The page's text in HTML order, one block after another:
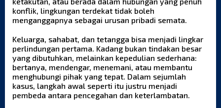
konflik, lingkungan terdekat tidak boleh
menganggapnya sebagai urusan pribadi semata.
Keluarga, sahabat, dan tetangga bisa menjadi lingkar
perlindungan pertama. Kadang bukan tindakan besar
yang dibutuhkan, melainkan kepedulian sederhana:
bertanya, mendengar, menemani, atau membantu
menghubungi pihak yang tepat. Dalam sejumlah
kasus, langkah awal seperti itu justru menjadi
pembeda antara pencegahan dan keterlambatan.